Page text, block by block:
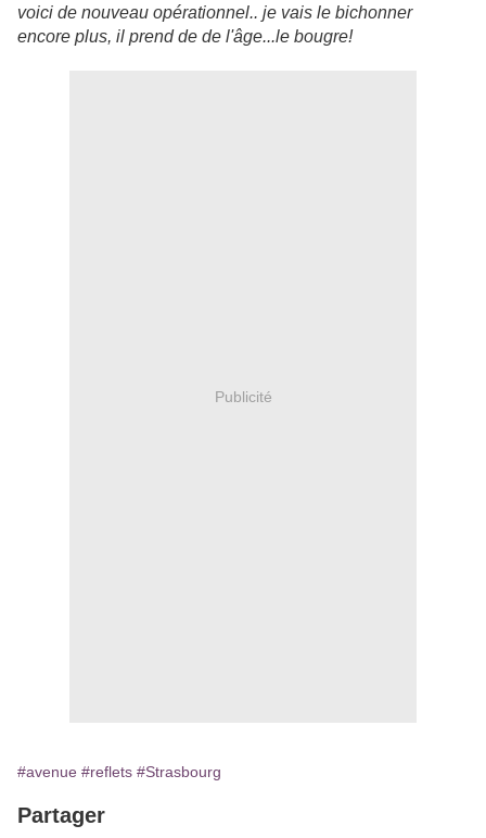
voici de nouveau opérationnel.. je vais le bichonner
encore plus, il prend de de l'âge...le bougre!
Publicité
#avenue #reflets #Strasbourg
Partager